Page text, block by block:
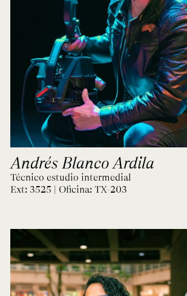
Andrés Blanco Ardila
Técnico estudio intermedial
Ext: 3525 | Oficina: TX-203